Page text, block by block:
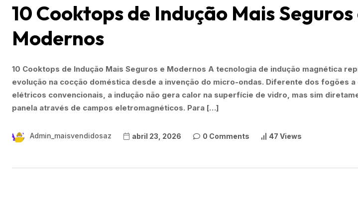
10 Cooktops de Indução Mais Seguros
Modernos
10 Cooktops de Indução Mais Seguros e Modernos A tecnologia de indução magnética
evolução na cocção doméstica desde a invenção do micro-ondas. Diferente dos fogões
elétricos convencionais, a indução não gera calor na superfície de vidro, mas sim
panela através de campos eletromagnéticos. Para […]
Admin_maisvendidosaz abril 23, 2026 0 Comments 47 Views